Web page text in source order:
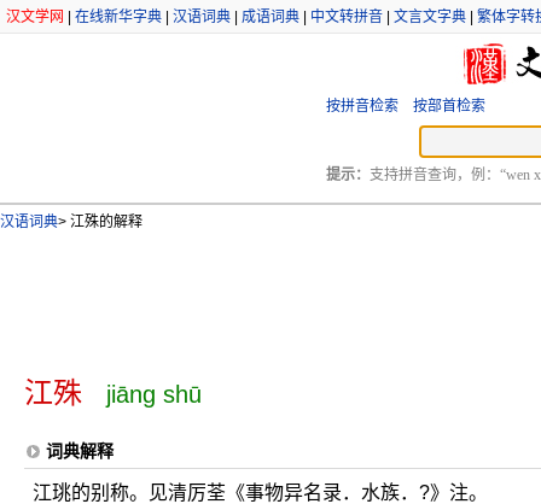
汉文学网 在线新华字典 汉语词典 成语词典 中文转拼音 文言文字典 繁体字转
按拼音检索 按部首检索
提示： 支持拼音查询，例：“wen
汉语词典> 江殊的解释
江殊 jiāng shū
词典解释
江珧的别称。见清厉荃《事物异名录．水族．?》注。